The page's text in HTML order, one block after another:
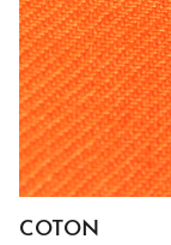
COTON